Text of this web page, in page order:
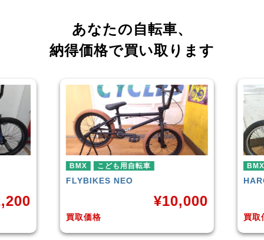
あなたの自転車、
納得価格で買い取ります
¥10,000
BMX
HARODOWNTOWN
買取価格
¥4,225